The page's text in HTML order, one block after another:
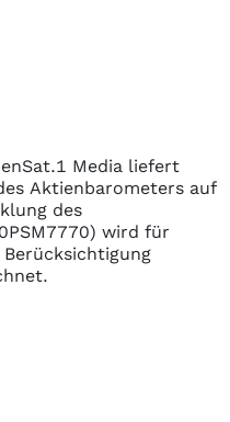
Media liefert
Aktienbarometers auf
des
wird für